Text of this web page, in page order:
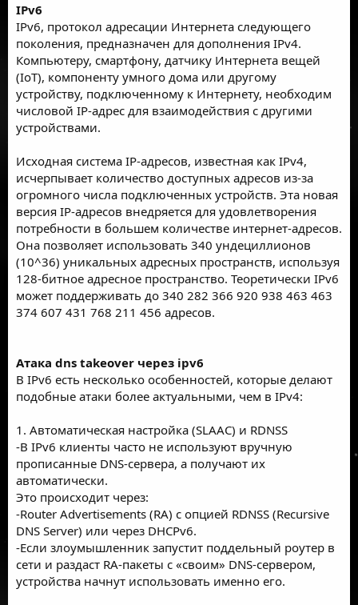
IPv6
IPv6, протокол адресации Интернета следующего
поколения, предназначен для дополнения IPv4.
Компьютеру, смартфону, датчику Интернета вещей
(IoT), компоненту умного дома или другому
устройству, подключенному к Интернету, необходим
числовой IP-адрес для взаимодействия с другими
устройствами.
Исходная система IP-адресов, известная как IPv4,
исчерпывает количество доступных адресов из-за
огромного числа подключенных устройств. Эта новая
версия IP-адресов внедряется для удовлетворения
потребности в большем количестве интернет-адресов.
Она позволяет использовать 340 ундециллионов
(10^36) уникальных адресных пространств, используя
128-битное адресное пространство. Теоретически IPv6
может поддерживать до 340 282 366 920 938 463 463
374 607 431 768 211 456 адресов.
Атака dns takeover через ipv6
В IPv6 есть несколько особенностей, которые делают
подобные атаки более актуальными, чем в IPv4:
1. Автоматическая настройка (SLAAC) и RDNSS
-В IPv6 клиенты часто не используют вручную
прописанные DNS-сервера, а получают их
автоматически.
Это происходит через:
-Router Advertisements (RA) с опцией RDNSS (Recursive
DNS Server) или через DHCPv6.
-Если злоумышленник запустит поддельный роутер в
сети и раздаст RA-пакеты с «своим» DNS-сервером,
устройства начнут использовать именно его.